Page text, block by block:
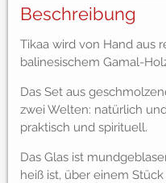
Beschreibung
Tikaa wird von Hand aus
balinesischem Gamal-
Das Set aus
zwei Welten: natürlich
praktisch und spirituell.
Das Glas ist
heiß ist, über einem